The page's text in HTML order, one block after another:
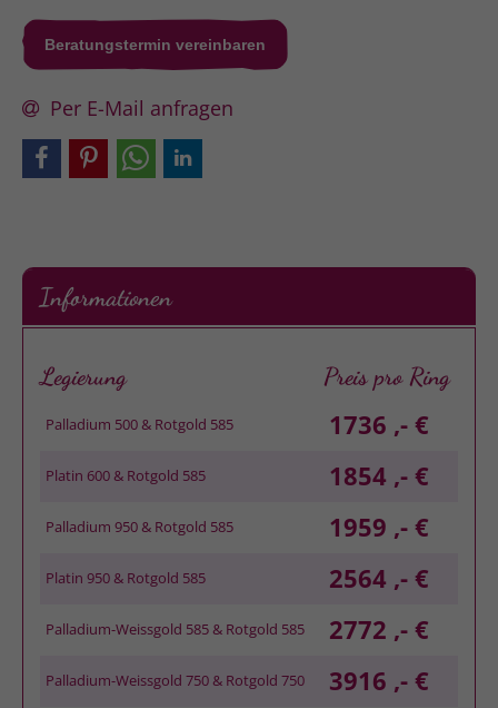
Beratungstermin vereinbaren
Per E-Mail anfragen
Informationen
Legierung Preis pro Ring
Palladium 500 & Rotgold 585 1736 ,- €
Platin 600 & Rotgold 585 1854 ,- €
Palladium 950 & Rotgold 585 1959 ,- €
Platin 950 & Rotgold 585 2564 ,- €
Palladium-Weissgold 585 & Rotgold 585 2772 ,- €
Palladium-Weissgold 750 & Rotgold 750 3916 ,- €